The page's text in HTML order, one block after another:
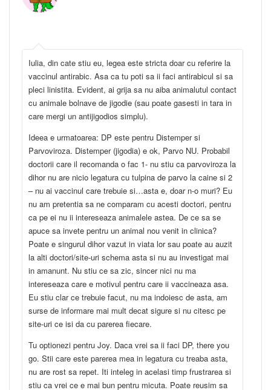
Iulia, din cate stiu eu, legea este stricta doar cu referire la
vaccinul antirabic. Asa ca tu poti sa ii faci antirabicul si sa
pleci linistita. Evident, ai grija sa nu aiba animalutul contact
cu animale bolnave de jigodie (sau poate gasesti in tara in
care mergi un antijigodios simplu).
Ideea e urmatoarea: DP este pentru Distemper si
Parvoviroza. Distemper (jigodia) e ok, Parvo NU. Probabil
doctorii care il recomanda o fac 1- nu stiu ca parvoviroza la
dihor nu are nicio legatura cu tulpina de parvo la caine si 2
– nu ai vaccinul care trebuie si…asta e, doar n-o muri? Eu
nu am pretentia sa ne comparam cu acesti doctori, pentru
ca pe ei nu ii intereseaza animalele astea. De ce sa se
apuce sa invete pentru un animal nou venit in clinica?
Poate e singurul dihor vazut in viata lor sau poate au auzit
la alti doctori/site-uri schema asta si nu au investigat mai
in amanunt. Nu stiu ce sa zic, sincer nici nu ma
intereseaza care e motivul pentru care ii vaccineaza asa.
Eu stiu clar ce trebuie facut, nu ma indoiesc de asta, am
surse de informare mai mult decat sigure si nu citesc pe
site-uri ce isi da cu parerea fiecare.
Tu optionezi pentru Joy. Daca vrei sa ii faci DP, there you
go. Stii care este parerea mea in legatura cu treaba asta,
nu are rost sa repet. Iti inteleg in acelasi timp frustrarea si
stiu ca vrei ce e mai bun pentru micuta. Poate reusim sa